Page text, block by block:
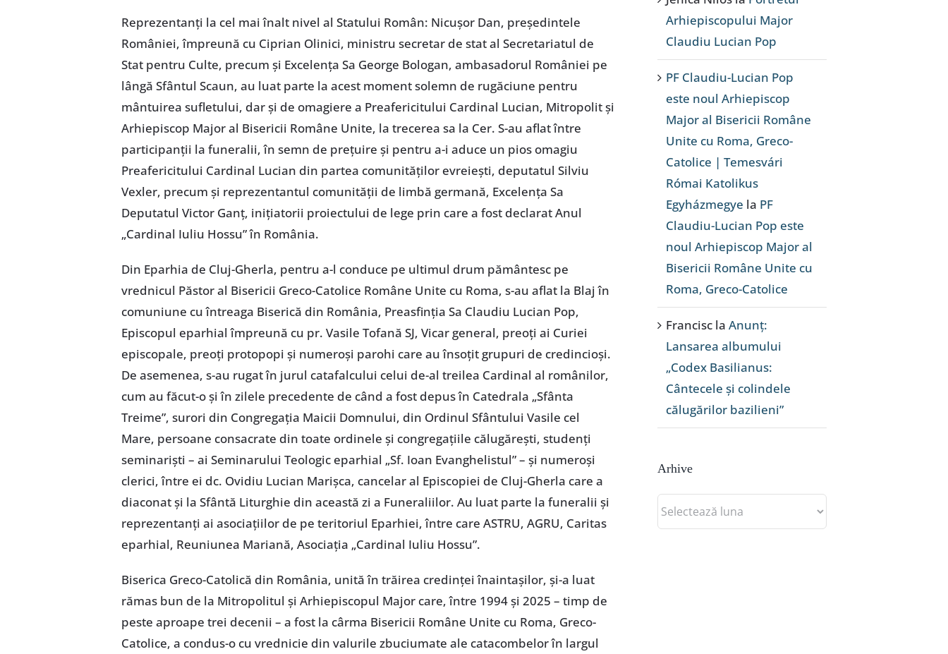
Reprezentanți la cel mai înalt nivel al Statului Român: Nicușor Dan, președintele
României, împreună cu Ciprian Olinici, ministru secretar de stat al Secretariatul de
Stat pentru Culte, precum și Excelența Sa George Bologan, ambasadorul României pe
lângă Sfântul Scaun, au luat parte la acest moment solemn de rugăciune pentru
mântuirea sufletului, dar și de omagiere a Preafericitului Cardinal Lucian, Mitropolit și
Arhiepiscop Major al Bisericii Române Unite, la trecerea sa la Cer. S-au aflat între
participanții la funeralii, în semn de prețuire și pentru a-i aduce un pios omagiu
Preafericitului Cardinal Lucian din partea comunităților evreiești, deputatul Silviu
Vexler, precum și reprezentantul comunității de limbă germană, Excelența Sa
Deputatul Victor Ganț, inițiatorii proiectului de lege prin care a fost declarat Anul
„Cardinal Iuliu Hossu” în România.
Din Eparhia de Cluj-Gherla, pentru a-l conduce pe ultimul drum pământesc pe
vrednicul Păstor al Bisericii Greco-Catolice Române Unite cu Roma, s-au aflat la Blaj în
comuniune cu întreaga Biserică din România, Preasfinția Sa Claudiu Lucian Pop,
Episcopul eparhial împreună cu pr. Vasile Tofană SJ, Vicar general, preoți ai Curiei
episcopale, preoți protopopi și numeroși parohi care au însoțit grupuri de credincioși.
De asemenea, s-au rugat în jurul catafalcului celui de-al treilea Cardinal al românilor,
cum au făcut-o și în zilele precedente de când a fost depus în Catedrala „Sfânta
Treime”, surori din Congregația Maicii Domnului, din Ordinul Sfântului Vasile cel
Mare, persoane consacrate din toate ordinele și congregațiile călugărești, studenți
seminariști – ai Seminarului Teologic eparhial „Sf. Ioan Evanghelistul” – și numeroși
clerici, între ei dc. Ovidiu Lucian Marișca, cancelar al Episcopiei de Cluj-Gherla care a
diaconat și la Sfântă Liturghie din această zi a Funeraliilor. Au luat parte la funeralii și
reprezentanți ai asociațiilor de pe teritoriul Eparhiei, între care ASTRU, AGRU, Caritas
eparhial, Reuniunea Mariană, Asociația „Cardinal Iuliu Hossu”.
Biserica Greco-Catolică din România, unită în trăirea credinței înaintașilor, și-a luat
rămas bun de la Mitropolitul și Arhiepiscopul Major care, între 1994 și 2025 – timp de
peste aproape trei decenii – a fost la cârma Bisericii Române Unite cu Roma, Greco-
Catolice, a condus-o cu vrednicie din valurile zbuciumate ale catacombelor în largul
Arhiepiscopului Major
Claudiu Lucian Pop
PF Claudiu-Lucian Pop
este noul Arhiepiscop
Major al Bisericii Române
Unite cu Roma, Greco-
Catolice | Temesvári
Római Katolikus
Egyházmegye la PF
Claudiu-Lucian Pop este
noul Arhiepiscop Major al
Bisericii Române Unite cu
Roma, Greco-Catolice
Francisc la Anunț:
Lansarea albumului
„Codex Basilianus:
Cântecele și colindele
călugărilor bazilieni”
Arhive
Arhive